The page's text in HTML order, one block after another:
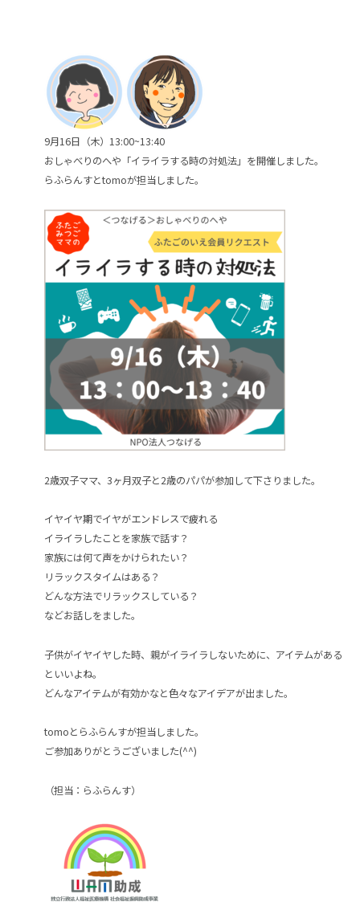
9月16日（木）13:00~13:40
おしゃべりのへや「イライラする時の対処法」を開催しました。
らふらんすとtomoが担当しました。
2歳双子ママ、3ヶ月双子と2歳のパパが参加して下さりました。
イヤイヤ期でイヤがエンドレスで疲れる
イライラしたことを家族で話す？
家族には何て声をかけられたい？
リラックスタイムはある？
どんな方法でリラックスしている？
などお話しをました。
子供がイヤイヤした時、親がイライラしないために、アイテムがある
といいよね。
どんなアイテムが有効かなと色々なアイデアが出ました。
tomoとらふらんすが担当しました。
ご参加ありがとうございました(^^)
（担当：らふらんす）